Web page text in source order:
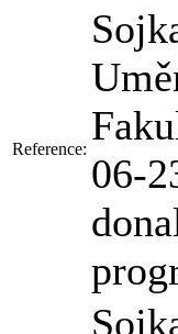
Reference:
06-